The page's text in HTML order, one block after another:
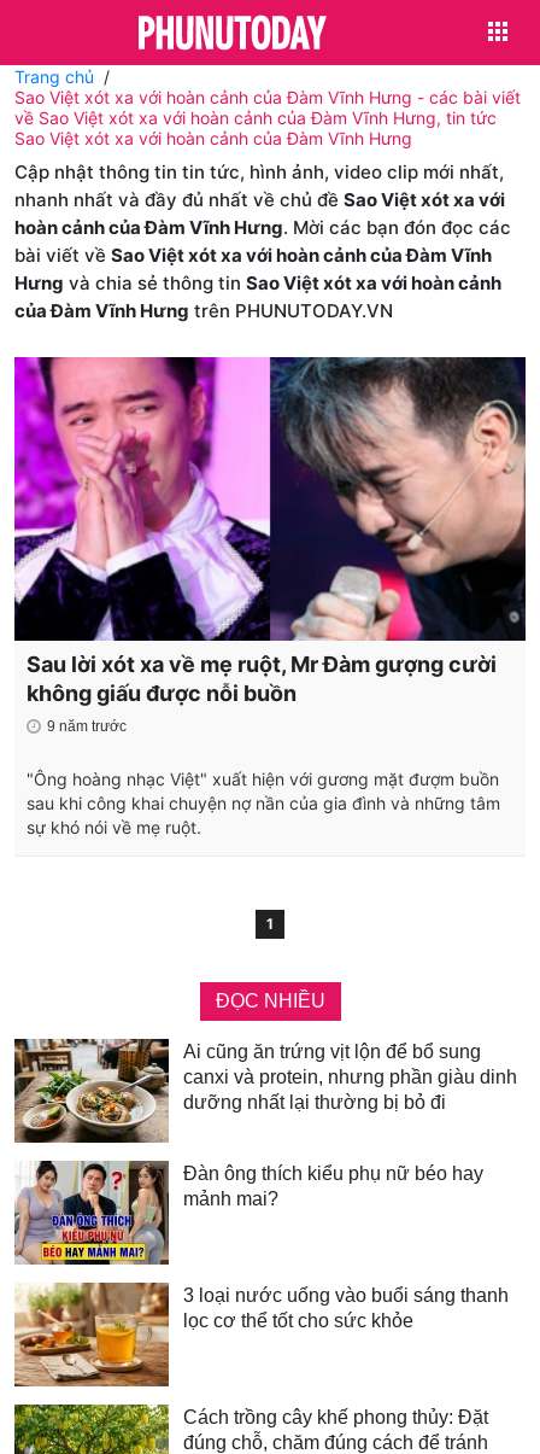
Trang chủ
Sao Việt xót xa với hoàn cảnh của Đàm Vĩnh Hưng - các bài viết
về Sao Việt xót xa với hoàn cảnh của Đàm Vĩnh Hưng, tin tức
Sao Việt xót xa với hoàn cảnh của Đàm Vĩnh Hưng
Cập nhật thông tin tin tức, hình ảnh, video clip mới nhất,
nhanh nhất và đầy đủ nhất về chủ đề Sao Việt xót xa với
hoàn cảnh của Đàm Vĩnh Hưng. Mời các bạn đón đọc các
bài viết về Sao Việt xót xa với hoàn cảnh của Đàm Vĩnh
Hưng và chia sẻ thông tin Sao Việt xót xa với hoàn cảnh
của Đàm Vĩnh Hưng trên PHUNUTODAY.VN
Sau lời xót xa về mẹ ruột, Mr Đàm gượng cười
không giấu được nỗi buồn
9 năm trước
"Ông hoàng nhạc Việt" xuất hiện với gương mặt đượm buồn
sau khi công khai chuyện nợ nần của gia đình và những tâm
sự khó nói về mẹ ruột.
1
ĐỌC NHIỀU
Ai cũng ăn trứng vịt lộn để bổ sung
canxi và protein, nhưng phần giàu dinh
dưỡng nhất lại thường bị bỏ đi
Đàn ông thích kiểu phụ nữ béo hay
mảnh mai?
3 loại nước uống vào buổi sáng thanh
lọc cơ thể tốt cho sức khỏe
Cách trồng cây khế phong thủy: Đặt
đúng chỗ, chăm đúng cách để tránh